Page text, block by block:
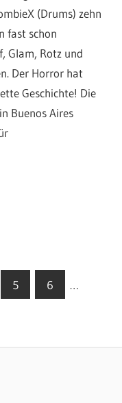
(Drums) zehn
fast schon
Glam, Rotz und
Der Horror hat
Geschichte! Die
Buenos Aires
5 6 …